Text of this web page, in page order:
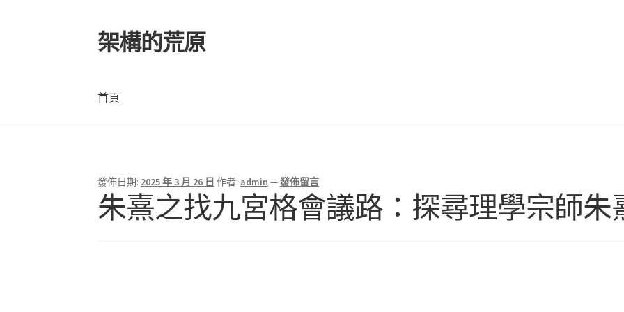
跳
至
覽
列
跳
至
要
內
架構的荒原
首頁
發佈日期: 2025 年 3 月 26 日 作者: admin —發佈留言
朱熹之找九宮格會議路：探尋理學宗師朱